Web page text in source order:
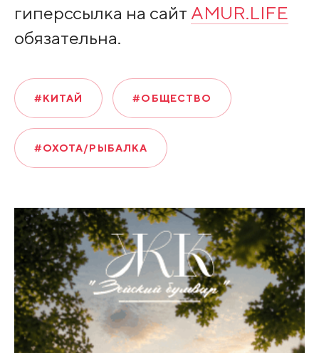
гиперссылка на сайт AMUR.LIFE
обязательна.
#КИТАЙ #ОБЩЕСТВО
#ОХОТА/РЫБАЛКА